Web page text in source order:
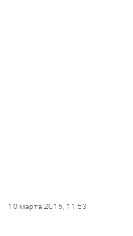
10 марта 2015, 11:53